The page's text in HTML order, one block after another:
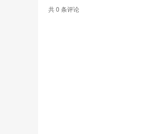
共0 条评论